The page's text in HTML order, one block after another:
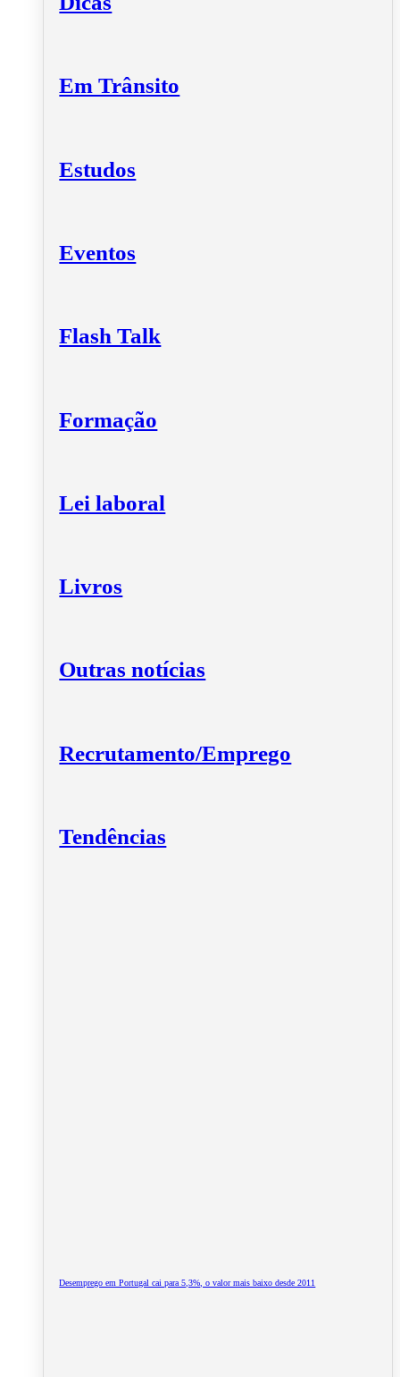
Em Trânsito
Estudos
Eventos
Flash Talk
Formação
Lei laboral
Livros
Outras notícias
Recrutamento/Emprego
Tendências
Desemprego em Portugal cai para 5,3%, o valor mais baixo desde 2011